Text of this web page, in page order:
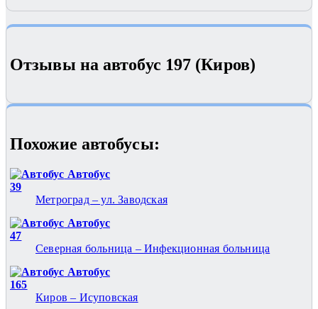
Отзывы на автобус 197 (Киров)
Похожие автобуcы:
Автобус
39
Метроград – ул. Заводская
Автобус
47
Северная больница – Инфекционная больница
Автобус
165
Киров – Исуповская